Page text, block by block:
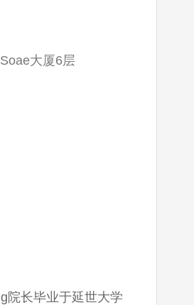
大厦6层
院长毕业于延世大学